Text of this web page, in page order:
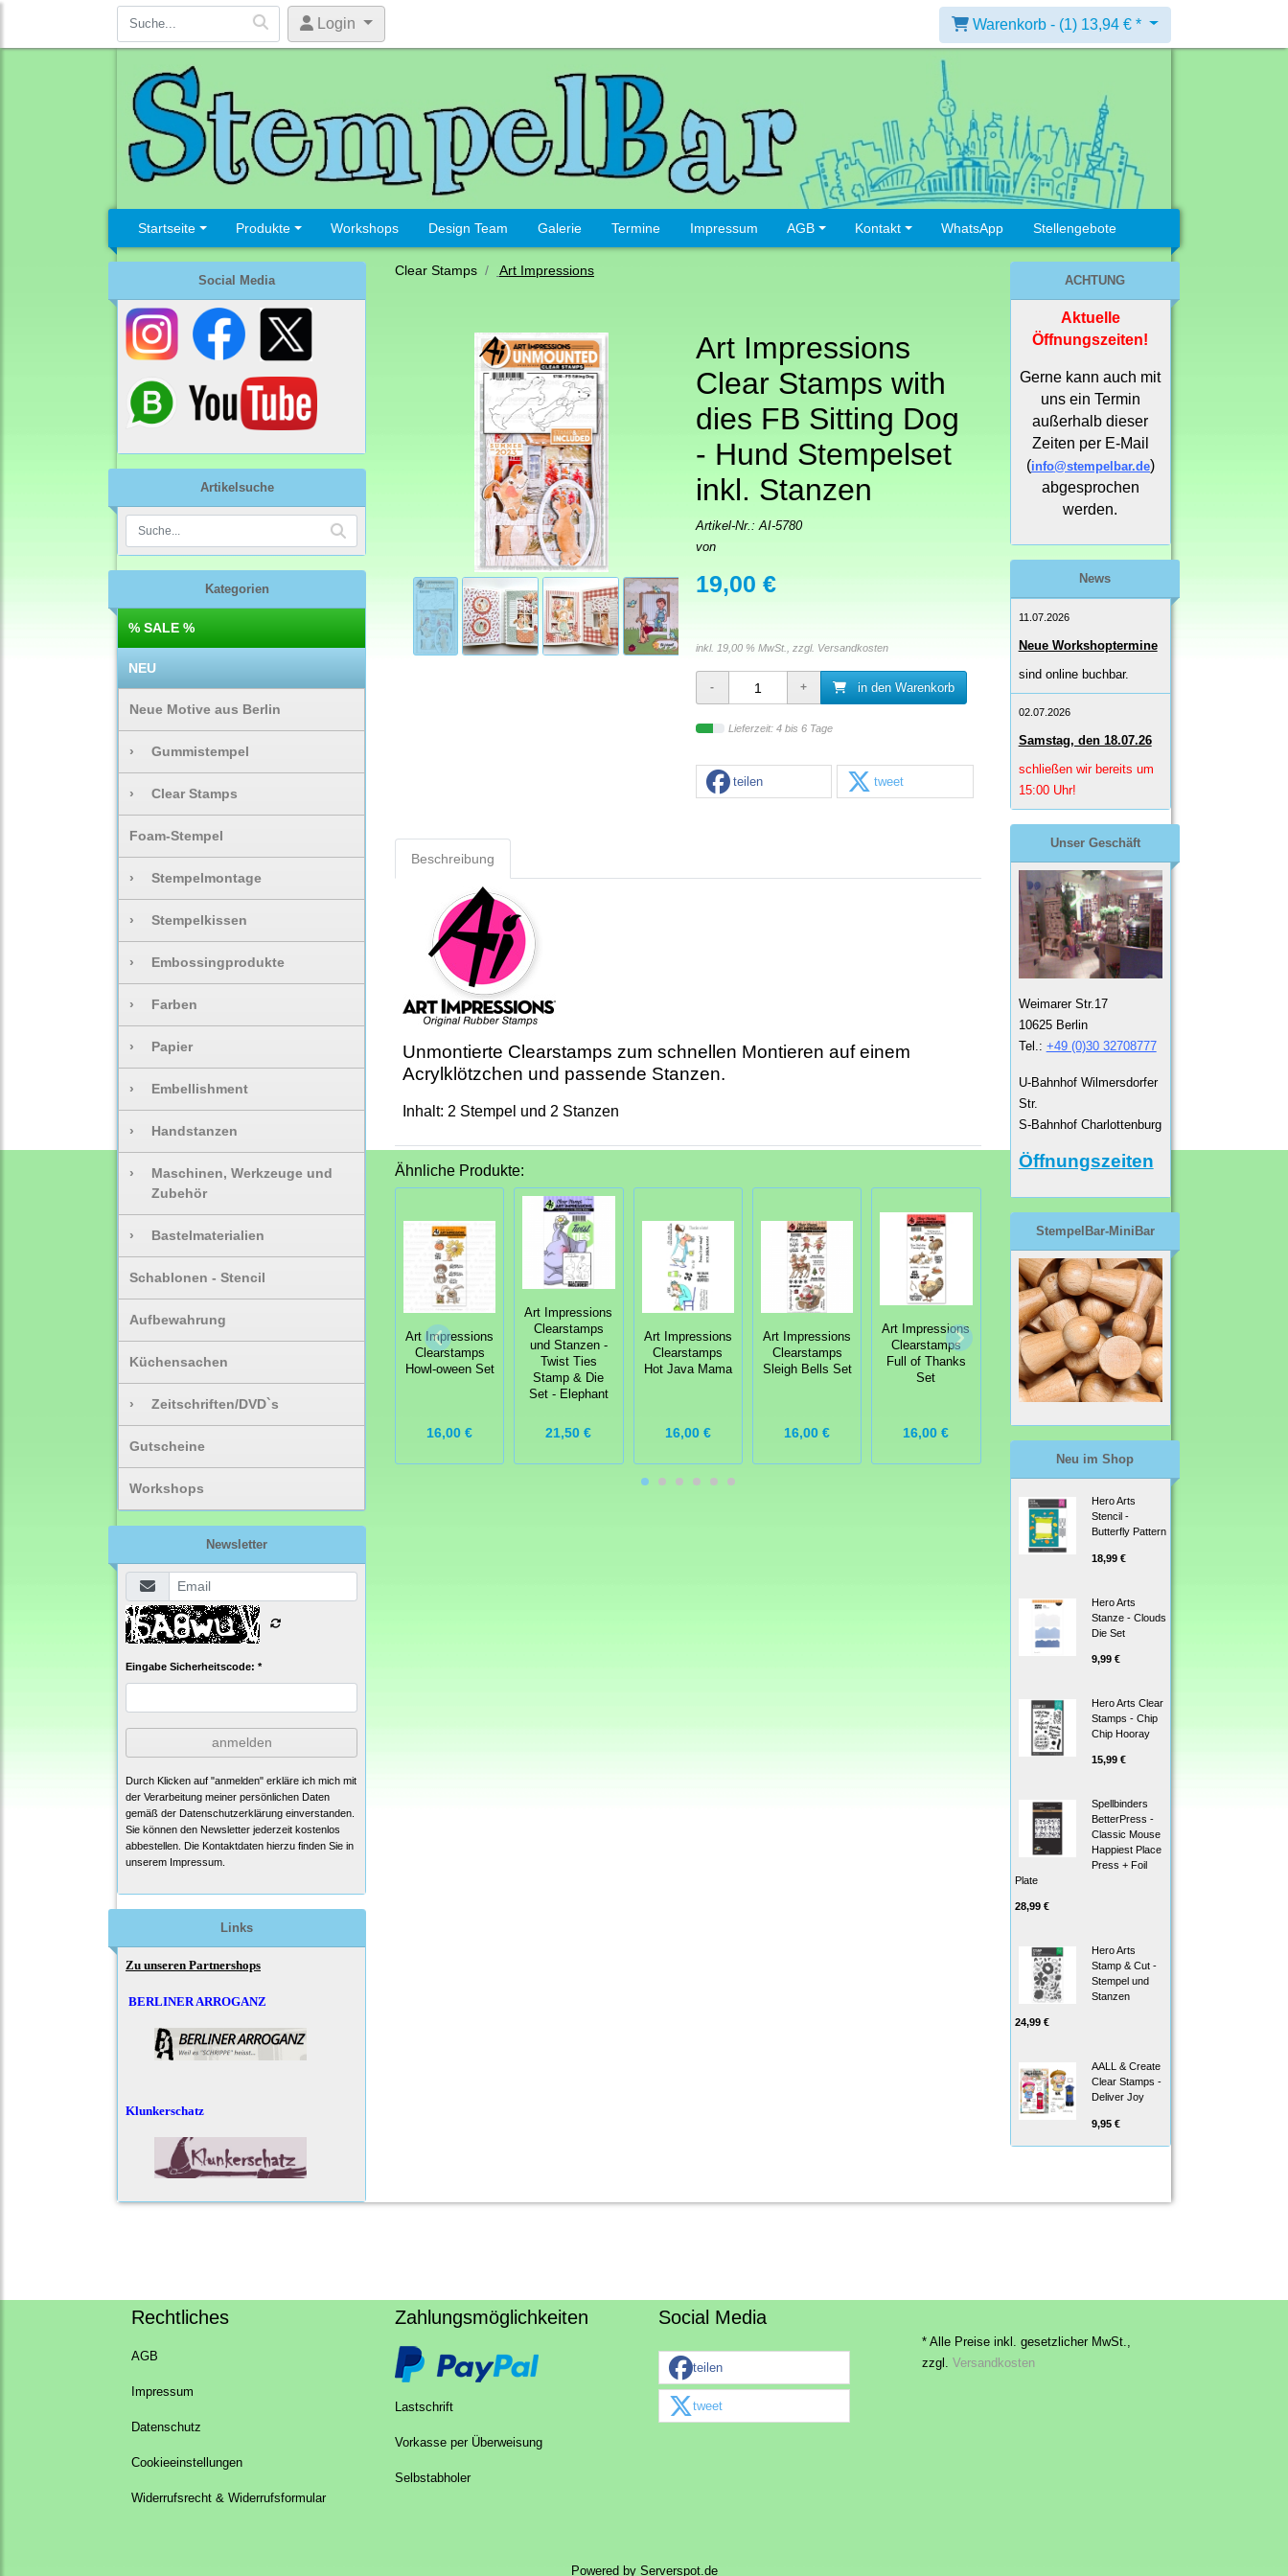
Login Warenkorb - (1) 13,94 € *
Startseite Produkte Workshops Design Team Galerie Termine Impressum AGB Kontakt WhatsApp Stellengebote
Social Media
Artikelsuche
Kategorien
% SALE %
NEU
Neue Motive aus Berlin
› Gummistempel
› Clear Stamps
Foam-Stempel
› Stempelmontage
› Stempelkissen
› Embossingprodukte
› Farben
› Papier
› Embellishment
› Handstanzen
›
Maschinen, Werkzeuge und
Zubehör
› Bastelmaterialien
Schablonen - Stencil
Aufbewahrung
Küchensachen
› Zeitschriften/DVD`s
Gutscheine
Workshops
Newsletter
Eingabe Sicherheitscode: *
anmelden
Durch Klicken auf "anmelden" erkläre ich mich mit
der Verarbeitung meiner persönlichen Daten
gemäß der Datenschutzerklärung einverstanden.
Sie können den Newsletter jederzeit kostenlos
abbestellen. Die Kontaktdaten hierzu finden Sie in
unserem Impressum.
Links
Zu unseren Partnershops
BERLINER ARROGANZ
Klunkerschatz
Clear Stamps Art Impressions
Art Impressions
Clear Stamps with
dies FB Sitting Dog
- Hund Stempelset
inkl. Stanzen
Artikel-Nr.:AI-5780
von
19,00 €
inkl. 19,00 % MwSt., zzgl. Versandkosten
in den Warenkorb
Lieferzeit: 4 bis 6 Tage
teilen tweet
Beschreibung
Unmontierte Clearstamps zum schnellen Montieren auf einem
Acrylklötzchen und passende Stanzen.
Inhalt: 2 Stempel und 2 Stanzen
Ähnliche Produkte:
Art Impressions
Clearstamps
Howl-oween Set
16,00 €
Art Impressions
Clearstamps
und Stanzen -
Twist Ties
Stamp & Die
Set - Elephant
21,50 €
Art Impressions
Clearstamps
Hot Java Mama
16,00 €
Art Impressions
Clearstamps
Sleigh Bells Set
16,00 €
Art Impressions
Clearstamps
Full of Thanks
Set
16,00 €
Art Impressions
Clearstamps
MINI SHAKERS
Wheelie
Art Impressions
Clearstamps
MINI SHAKERS
Mooove It
ACHTUNG
Aktuelle
Öffnungszeiten!
Gerne kann auch mit
uns ein Termin
außerhalb dieser
Zeiten per E-Mail
(info@stempelbar.de)
abgesprochen
werden.
News
11.07.2026
Neue Workshoptermine
sind online buchbar.
02.07.2026
Samstag, den 18.07.26
schließen wir bereits um
15:00 Uhr!
Unser Geschäft
Weimarer Str.17
10625 Berlin
Tel.: +49 (0)30 32708777
U-Bahnhof Wilmersdorfer
Str.
S-Bahnhof Charlottenburg
Öffnungszeiten
StempelBar-MiniBar
Neu im Shop
Hero Arts
Stencil -
Butterfly Pattern
18,99 €
Hero Arts
Stanze - Clouds
Die Set
9,99 €
Hero Arts Clear
Stamps - Chip
Chip Hooray
15,99 €
Spellbinders
BetterPress -
Classic Mouse
Happiest Place
Press + Foil
Plate
28,99 €
Hero Arts
Stamp & Cut -
Stempel und
Stanzen
24,99 €
AALL & Create
Clear Stamps -
Deliver Joy
9,95 €
Rechtliches
AGB
Impressum
Datenschutz
Cookieeinstellungen
Widerrufsrecht & Widerrufsformular
Zahlungsmöglichkeiten
Lastschrift
Vorkasse per Überweisung
Selbstabholer
Social Media
teilen
tweet
* Alle Preise inkl. gesetzlicher MwSt.,
zzgl. Versandkosten
Powered by Serverspot.de